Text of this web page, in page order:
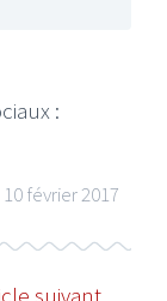
:
10 février 2017
suivant